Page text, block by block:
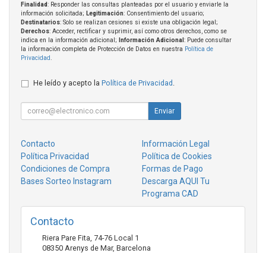
Finalidad: Responder las consultas planteadas por el usuario y enviarle la
información solicitada; Legitimación: Consentimiento del usuario;
Destinatarios: Solo se realizan cesiones si existe una obligación legal;
Derechos: Acceder, rectificar y suprimir, así como otros derechos, como se
indica en la información adicional;
Información Adicional : Puede consultar
la información completa de Protección de Datos en nuestra Política de
Privacidad
He leído y acepto la Política de Privacidad
Enviar
Contacto
Información Legal
Política Privacidad
Política de Cookies
Condiciones de Compra
Formas de Pago
Bases Sorteo Instagram
Descarga AQUI Tu
Programa CAD
Contacto
Riera Pare Fita, 74-76 Local 1
08350 Arenys de Mar, Barcelona